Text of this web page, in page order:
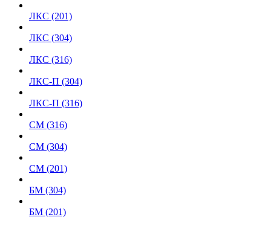
ЛКС (201)
ЛКС (304)
ЛКС (316)
ЛКС-П (304)
ЛКС-П (316)
СМ (316)
СМ (304)
СМ (201)
БМ (304)
БМ (201)